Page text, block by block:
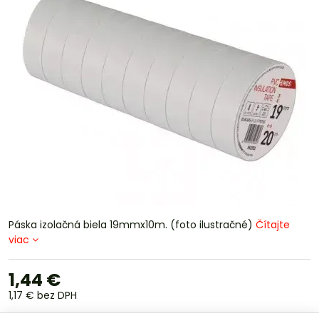
Páska izolačná biela 19mmx10m. (foto ilustračné) Čítajte
viac
1,44 €
1,17 € bez DPH